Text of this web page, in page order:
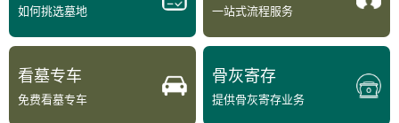
如何挑选墓地 一站式流程服务
看墓专车
免费看墓专车
骨灰寄存
提供骨灰寄存业务